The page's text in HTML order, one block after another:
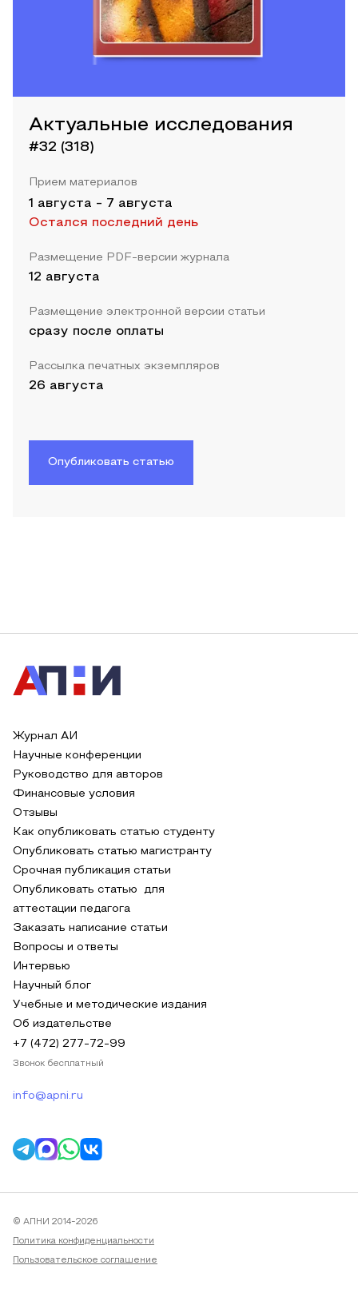
Актуальные исследования
#32 (318)
Прием материалов
1 августа - 7 августа
Остался последний день
Размещение PDF-версии журнала
12 августа
Размещение электронной версии статьи
сразу после оплаты
Рассылка печатных экземпляров
26 августа
Опубликовать статью
Журнал АИ
Научные конференции
Руководство для авторов
Финансовые условия
Отзывы
Как опубликовать статью студенту
Опубликовать статью магистранту
Срочная публикация статьи
Опубликовать статью для
аттестации педагога
Заказать написание статьи
Вопросы и ответы
Интервью
Научный блог
Учебные и методические издания
Об издательстве
+7 (472) 277-72-99
Звонок бесплатный
info@apni.ru
© АПНИ 2014-2026
Политика конфиденциальности
Пользовательское соглашение